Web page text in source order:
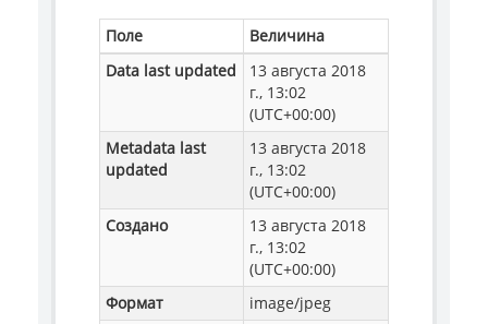
Поле
Величина
Data last updated
13 августа 2018
г., 13:02
(UTC+00:00)
Metadata last
updated
13 августа 2018
г., 13:02
(UTC+00:00)
Создано
13 августа 2018
г., 13:02
(UTC+00:00)
Формат
image/jpeg